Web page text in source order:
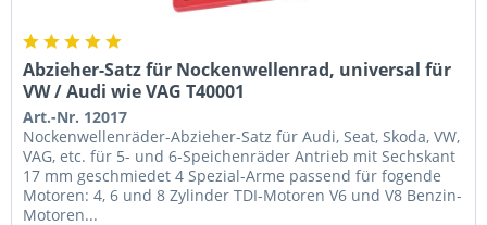
Abzieher-Satz für Nockenwellenrad, universal für
VW / Audi wie VAG T40001
Art.-Nr. 12017
Nockenwellenräder-Abzieher-Satz für Audi, Seat, Skoda, VW,
VAG, etc. für 5- und 6-Speichenräder Antrieb mit Sechskant
17 mm geschmiedet 4 Spezial-Arme passend für fogende
Motoren: 4, 6 und 8 Zylinder TDI-Motoren V6 und V8 Benzin-
Motoren...